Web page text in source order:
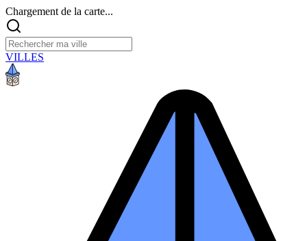
Chargement de la carte...
VILLES